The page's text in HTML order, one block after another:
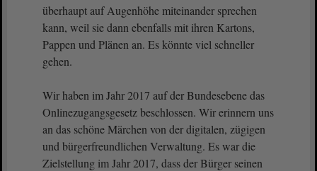
überhaupt auf Augenhöhe miteinander sprechen
kann, weil sie dann ebenfalls mit ihren Kartons,
Pappen und Plänen an. Es könnte viel schneller
gehen.
Wir haben im Jahr 2017 auf der Bundesebene das
Onlinezugangsgesetz beschlossen. Wir erinnern uns
an das schöne Märchen von der digitalen, zügigen
und bürgerfreundlichen Verwaltung. Es war die
Zielstellung im Jahr 2017, dass der Bürger seinen